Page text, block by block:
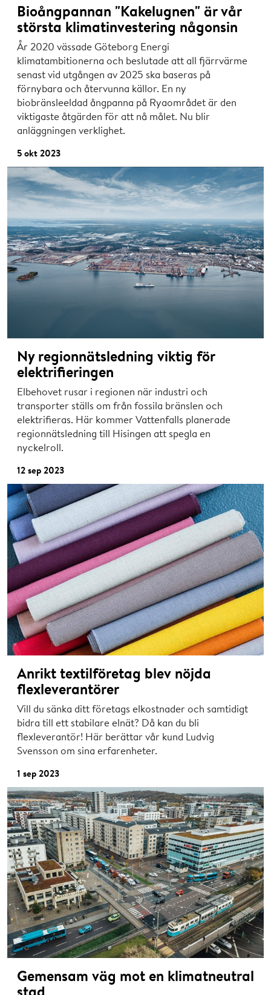
Bioångpannan "Kakelugnen" är vår
största klimatinvestering någonsin
År 2020 vässade Göteborg Energi
klimatambitionerna och beslutade att all fjärrvärme
senast vid utgången av 2025 ska baseras på
förnybara och återvunna källor. En ny
biobränsleeldad ångpanna på Ryaområdet är den
viktigaste åtgärden för att nå målet. Nu blir
anläggningen verklighet.
5 okt 2023
Ny regionnätsledning viktig för
elektrifieringen
Elbehovet rusar i regionen när industri och
transporter ställs om från fossila bränslen och
elektrifieras. Här kommer Vattenfalls planerade
regionnätsledning till Hisingen att spegla en
nyckelroll.
12 sep 2023
Anrikt textilföretag blev nöjda
flexleverantörer
Vill du sänka ditt företags elkostnader och samtidigt
bidra till ett stabilare elnät? Då kan du bli
flexleverantör! Här berättar vår kund Ludvig
Svensson om sina erfarenheter.
1 sep 2023
Gemensam väg mot en klimatneutral